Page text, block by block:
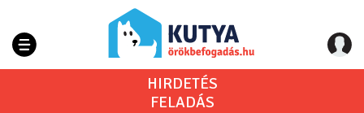
HIRDETÉS
FELADÁS